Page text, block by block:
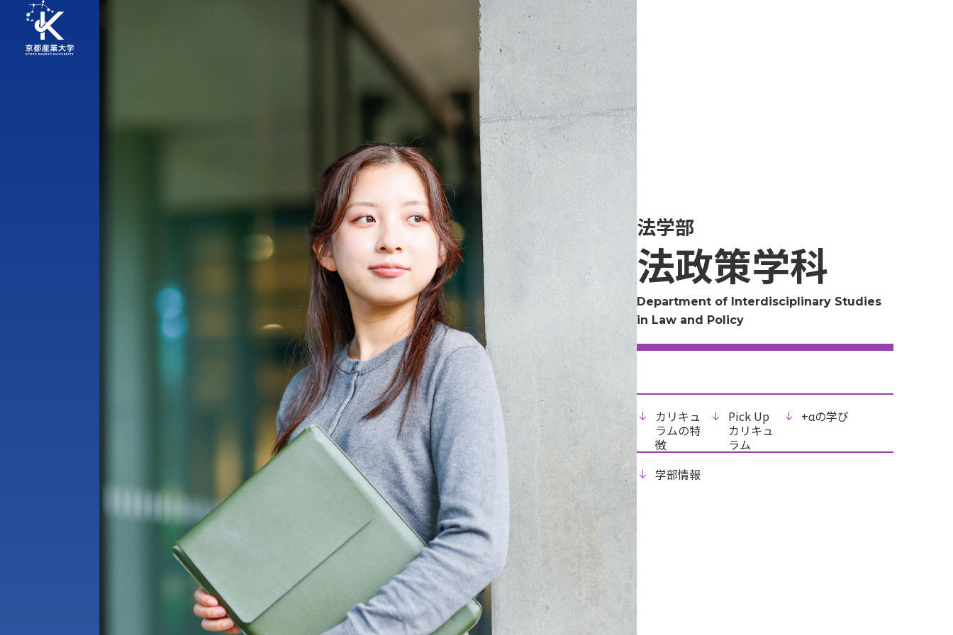
法学部
法政策学科
Department of Interdisciplinary Studies
in Law and Policy
カリキュ
ラムの特
徴
Pick Up
カリキュ
ラム
+αの学び
学部情報